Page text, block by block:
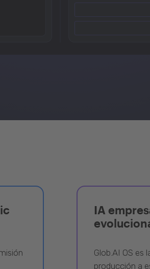
IA
Glob.AI OS es
producción a